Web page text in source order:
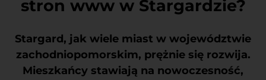
stron www w Stargardzie?
Stargard, jak wiele miast w województwie
zachodniopomorskim, prężnie się rozwija.
Mieszkańcy stawiają na nowoczesność,